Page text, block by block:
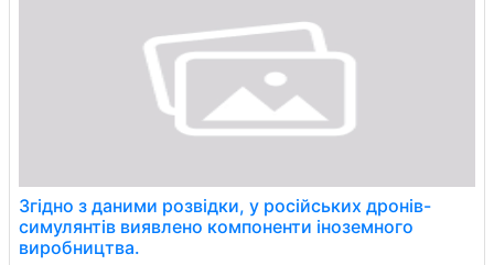
Згідно з даними розвідки, у російських дронів-
симулянтів виявлено компоненти іноземного
виробництва.